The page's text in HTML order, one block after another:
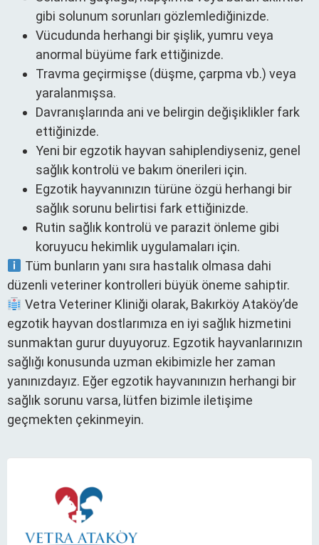
gibi solunum sorunları gözlemlediğinizde.
Vücudunda herhangi bir şişlik, yumru veya
anormal büyüme fark ettiğinizde.
Travma geçirmişse (düşme, çarpma vb.) veya
yaralanmışsa.
Davranışlarında ani ve belirgin değişiklikler fark
ettiğinizde.
Yeni bir egzotik hayvan sahiplendiyseniz, genel
sağlık kontrolü ve bakım önerileri için.
Egzotik hayvanınızın türüne özgü herhangi bir
sağlık sorunu belirtisi fark ettiğinizde.
Rutin sağlık kontrolü ve parazit önleme gibi
koruyucu hekimlik uygulamaları için.
Tüm bunların yanı sıra hastalık olmasa dahi
düzenli veteriner kontrolleri büyük öneme sahiptir.
Vetra Veteriner Kliniği olarak, Bakırköy Ataköy’de
egzotik hayvan dostlarımıza en iyi sağlık hizmetini
sunmaktan gurur duyuyoruz. Egzotik hayvanlarınızın
sağlığı konusunda uzman ekibimizle her zaman
yanınızdayız. Eğer egzotik hayvanınızın herhangi bir
sağlık sorunu varsa, lütfen bizimle iletişime
geçmekten çekinmeyin.